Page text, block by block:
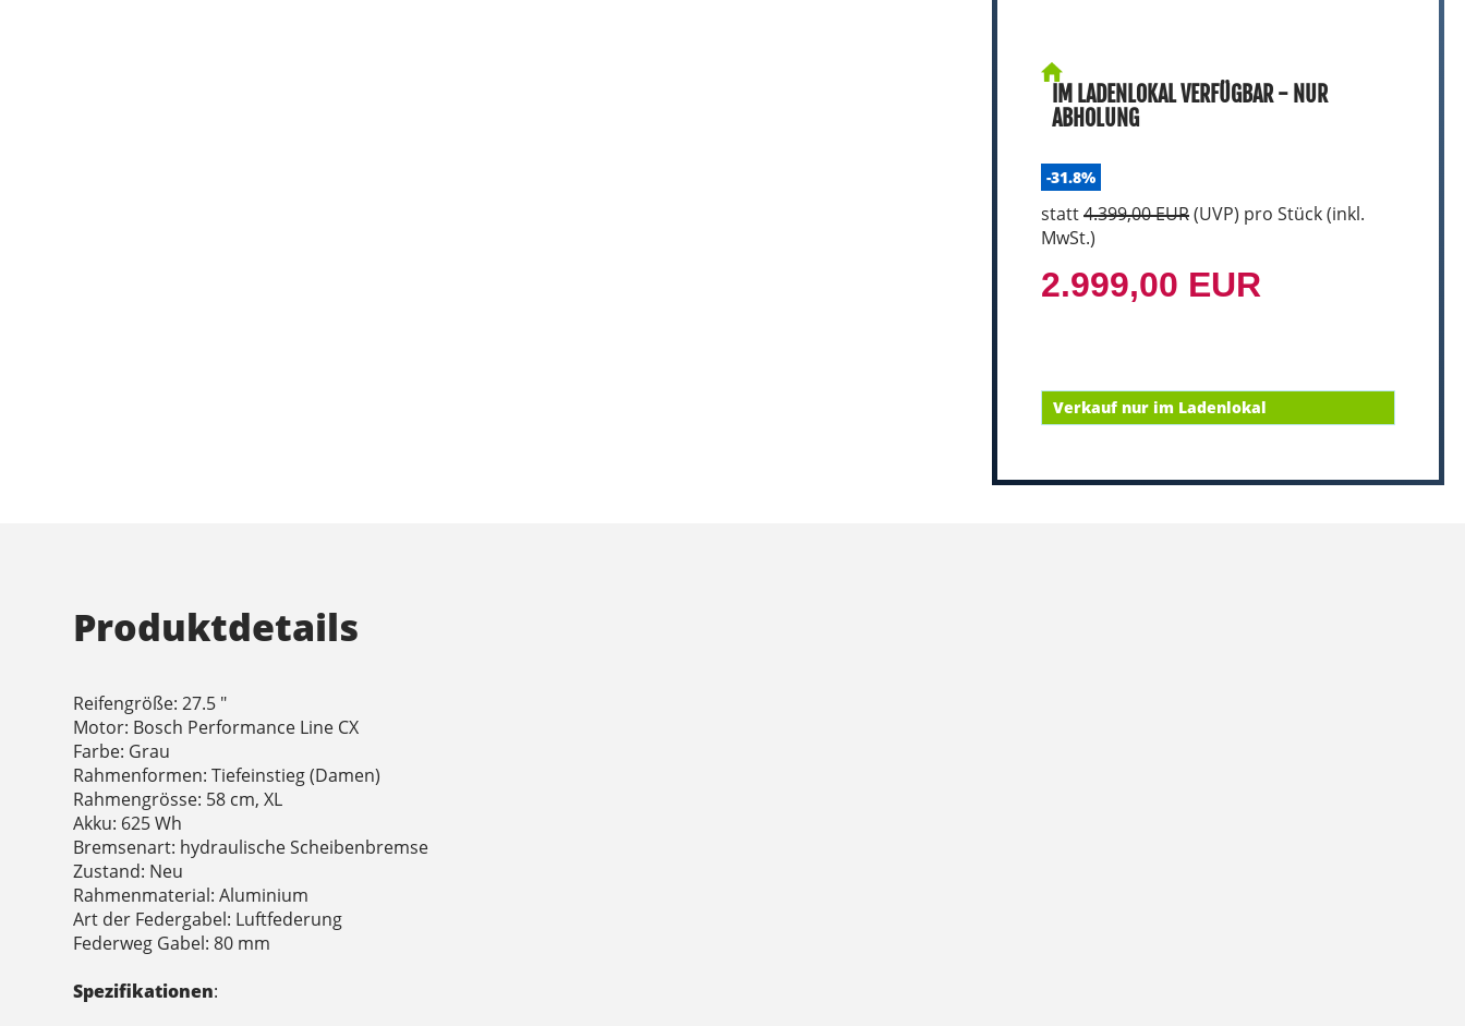
IM LADENLOKAL VERFÜGBAR - NUR
ABHOLUNG
-31.8%
statt4.399,00 EUR(UVP) pro Stück (inkl.
MwSt.)
2.999,00 EUR
Verkauf nur im Ladenlokal
Produktdetails
Reifengröße: 27.5 "
Motor: Bosch Performance Line CX
Farbe: Grau
Rahmenformen: Tiefeinstieg (Damen)
Rahmengrösse: 58 cm, XL
Akku: 625 Wh
Bremsenart: hydraulische Scheibenbremse
Zustand: Neu
Rahmenmaterial: Aluminium
Art der Federgabel: Luftfederung
Federweg Gabel: 80 mm
Spezifikationen: